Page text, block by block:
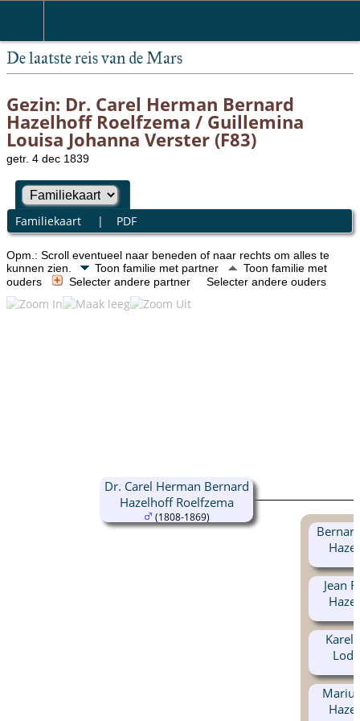
De laatste reis van de Mars
Gezin: Dr. Carel Herman Bernard
Hazelhoff Roelfzema / Guillemina
Louisa Johanna Verster (F83)
getr. 4 dec 1839
Familiekaart | PDF
Opm.: Scroll eventueel naar beneden of naar rechts om alles te
kunnen zien.
Toon familie met partner
Toon familie met
ouders
Selecter andere partner Selecter andere ouders
Dr. Carel Herman Bernard
Hazelhoff Roelfzema
(1808-1869)
Jean
Karel